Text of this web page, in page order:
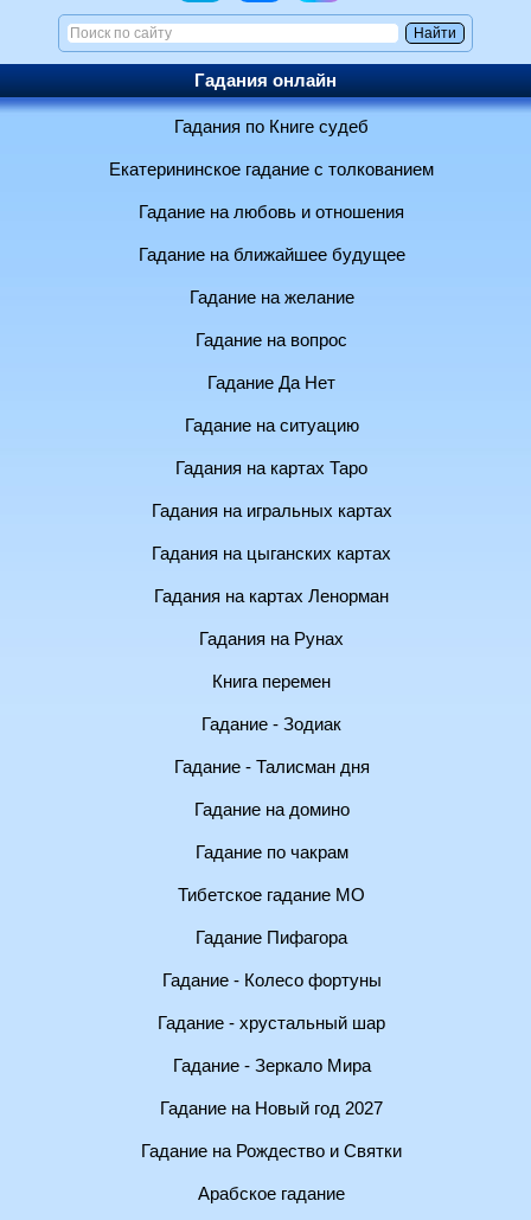
Гадания онлайн
Гадания по Книге судеб
Екатерининское гадание с толкованием
Гадание на любовь и отношения
Гадание на ближайшее будущее
Гадание на желание
Гадание на вопрос
Гадание Да Нет
Гадание на ситуацию
Гадания на картах Таро
Гадания на игральных картах
Гадания на цыганских картах
Гадания на картах Ленорман
Гадания на Рунах
Книга перемен
Гадание - Зодиак
Гадание - Талисман дня
Гадание на домино
Гадание по чакрам
Тибетское гадание МО
Гадание Пифагора
Гадание - Колесо фортуны
Гадание - хрустальный шар
Гадание - Зеркало Мира
Гадание на Новый год 2027
Гадание на Рождество и Святки
Арабское гадание